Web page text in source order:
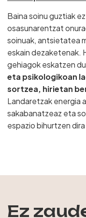
Baina soinu guztiak
osasunarentzat
soinuak, antsietatea
eskain dezaketenak.
gehiagok eskatzen
eta psikologikoan
sortzea, hirietan
Landaretzak energia
sakabanatzeaz eta
espazio bihurtzen
Ez